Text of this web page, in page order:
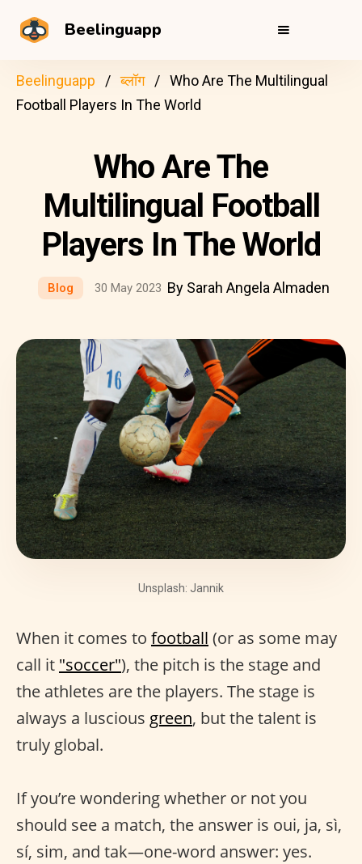
Beelinguapp
Beelinguapp ब्लॉग
Who Are The Multilingual
Football Players In The World
Who Are The
Multilingual Football
Players In The World
Blog 30 May 2023 By Sarah Angela Almaden
Unsplash: Jannik
When it comes to football (or as some may
call it "soccer"), the pitch is the stage and
the athletes are the players. The stage is
always a luscious green, but the talent is
truly global.
If you’re wondering whether or not you
should see a match, the answer is oui, ja, sì,
sí, sim, and tak—one-word answer: yes.